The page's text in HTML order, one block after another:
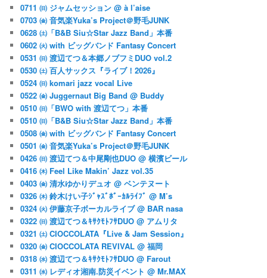
0711 ㈰ ジャムセッション @ à l’aise
0703 ㈮ 音気楽Yuka’s Project＠野毛JUNK
0628 ㈯「B&B Siu☆Star Jazz Band」本番
0602 ㈫ with ビッグバンド Fantasy Concert
0531 ㈰ 渡辺てつ＆本郷ノブフミDUO vol.2
0530 ㈯ 百人サックス『ライブ！2026』
0524 ㈰ komari jazz vocal Live
0522 ㈮ Juggernaut Big Band @ Buddy
0510 ㈰「BWO with 渡辺てつ」本番
0510 ㈰「B&B Siu☆Star Jazz Band」本番
0508 ㈮ with ビッグバンド Fantasy Concert
0501 ㈮ 音気楽Yuka’s Project＠野毛JUNK
0426 ㈰ 渡辺てつ＆中尾剛也DUO @ 横濱ビール
0416 ㈭ Feel Like Makin’ Jazz vol.35
0403 ㈮ 清水ゆかりデュオ @ ベンテヌート
0326 ㈭ 鈴木けい子ｼﾞｬｽﾞﾎﾞｰｶﾙﾗｲﾌﾞ @ M’s
0324 ㈫ 伊藤京子ボーカルライブ @ BAR nasa
0322 ㈰ 渡辺てつ＆ｷｻｸﾓﾄﾌｻDUO @ アムリタ
0321 ㈯ CIOCCOLATA『Live & Jam Session』
0320 ㈮ CIOCCOLATA REVIVAL @ 福岡
0318 ㈬ 渡辺てつ＆ｷｻｸﾓﾄﾌｻDUO @ Farout
0311 ㈬ レディオ湘南.防災イベント @ Mr.MAX